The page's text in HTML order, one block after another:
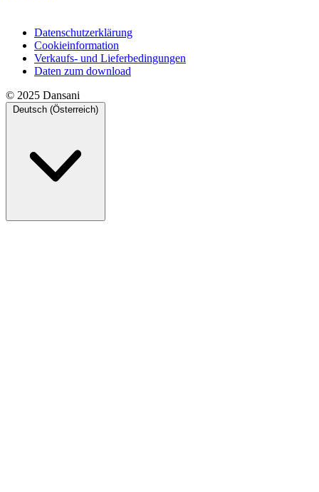
Datenschutzerklärung
Cookieinformation
Verkaufs- und Lieferbedingungen
Daten zum download
© 2025 Dansani
Deutsch (Österreich)